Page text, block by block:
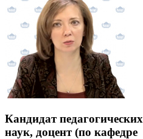
Кандидат педагогических
наук, доцент (по кафедре